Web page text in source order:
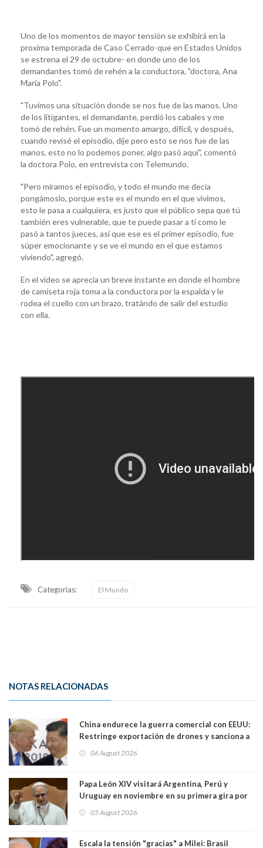
Uno de los momentos de mayor tensión se exhibirá en la
proxima temporada de Caso Cerrado-que en Estados Unidos
se estrena el 29 de octubre- en donde uno de los
demandantes tomó de rehén a la conductora, "doctora, Ana
María Polo".
"Tuvimos una situación donde se nos fue de las manos. Uno
de los litigantes, el demandante, perdió los cabales y me
tomó de rehén. Fue un momento amargo, difícil, y después,
cuando revisé el episodio, dije pero esto se nos fue de las
manos, esto no lo podemos poner, algo pasó aquí", comentó
la doctora Polo, en entrevista con Telemundo.
"Pero miramos el episodio, y todo el mundo me decía
pongámoslo, porque este es el mundo en el que vivimos,
esto le pasa a cualquiera, es justo que el público sepa que tú
también eres vulnerable, que te puede pasar a ti como le
pasó a tantos jueces, así que ese es el primer episodio, fue
súper emocionante y se ve el mundo en el que estamos
viviendo", agregó.
En el video se aprecia un breve instante en donde el hombre
de camiseta roja toma a la conductora por la espalda y le
rodea el cuello con un brazo, tratándo de salir del estudio
con ella.
Categorias: El Mundo
NOTAS RELACIONADAS
China endurece la guerra comercial con EEUU:
Restringe exportación de drones y sanciona a
06 August 2026
Papa León XIV visitará Argentina, Perú y
Uruguay en noviembre en su primera gira por
05 August 2026
Escala la tensión "gracias" a Milei: Brasil